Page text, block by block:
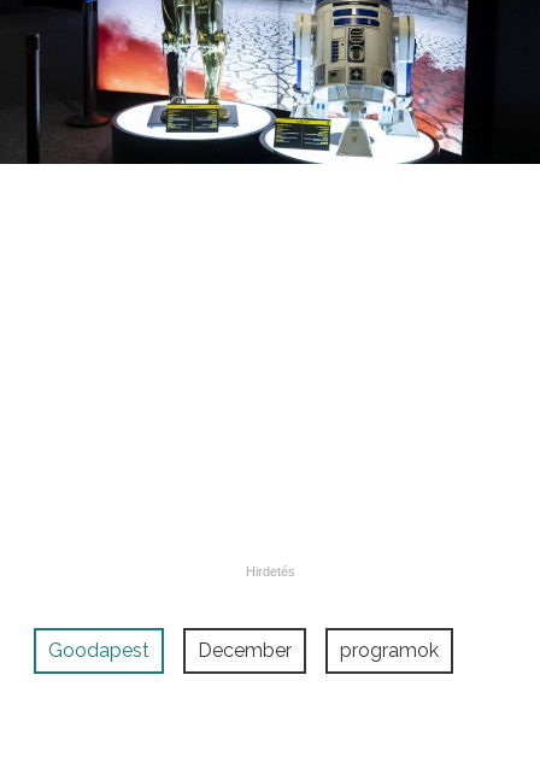
Goodapest December programok